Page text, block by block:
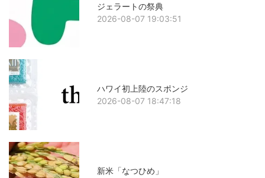
ジェラートの祭典
2026-08-07 19:03:51
ハワイ初上陸のスポンジ
2026-08-07 18:47:18
新米「なつひめ」